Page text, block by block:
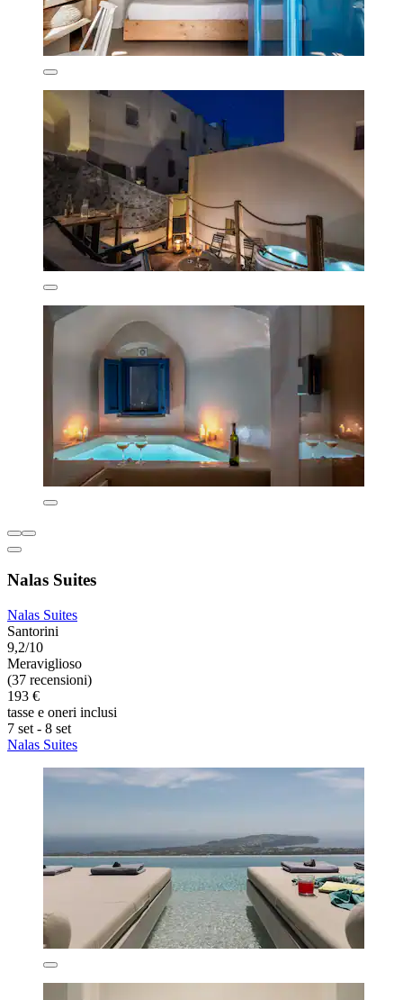
Nalas Suites
Nalas Suites
Santorini
9,2/10
Meraviglioso
(37 recensioni)
193 €
tasse e oneri inclusi
7 set - 8 set
Nalas Suites